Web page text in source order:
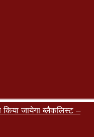
किया जायेगा ब्लैकलिस्ट –